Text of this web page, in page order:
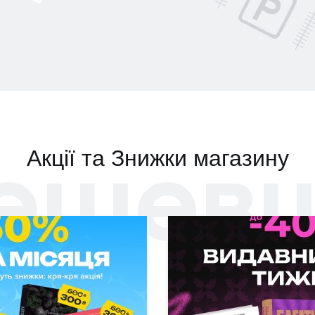
Акції та Знижки магазину